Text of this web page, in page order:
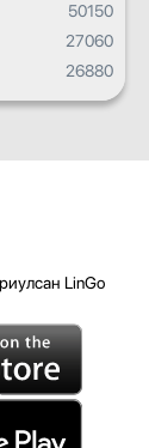
50150
27060
26880
LinGo